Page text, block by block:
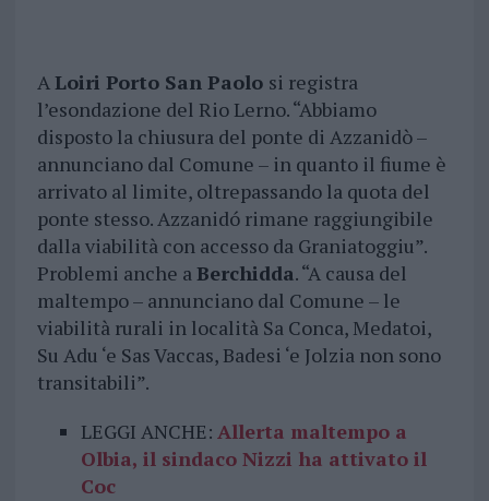
ALoiri Porto San Paolo si registra
l’esondazione del Rio Lerno. “Abbiamo
disposto la chiusura del ponte di Azzanidò –
annunciano dal Comune – in quanto il fiume è
arrivato al limite, oltrepassando la quota del
ponte stesso. Azzanidó rimane raggiungibile
dalla viabilità con accesso da Graniatoggiu”.
Problemi anche aBerchidda. “A causa del
maltempo – annunciano dal Comune – le
viabilità rurali in località Sa Conca, Medatoi,
Su Adu ‘e Sas Vaccas, Badesi ‘e Jolzia non sono
transitabili”.
LEGGI ANCHE: Allerta maltempo a
Olbia, il sindaco Nizzi ha attivato il
Coc